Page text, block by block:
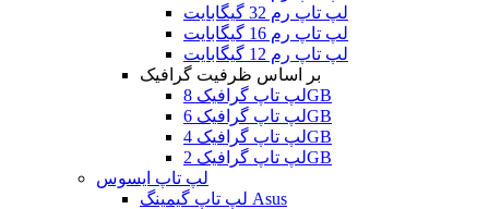
لپ تاپ رم 32 گیگابایت
لپ تاپ رم 16 گیگابایت
لپ تاپ رم 12 گیگابایت
بر اساس ظرفیت گرافیک
لپ تاپ گرافیک 8GB
لپ تاپ گرافیک 6GB
لپ تاپ گرافیک 4GB
لپ تاپ گرافیک 2GB
لپ تاپ ایسوس
لپ تاپ گیمینگ Asus